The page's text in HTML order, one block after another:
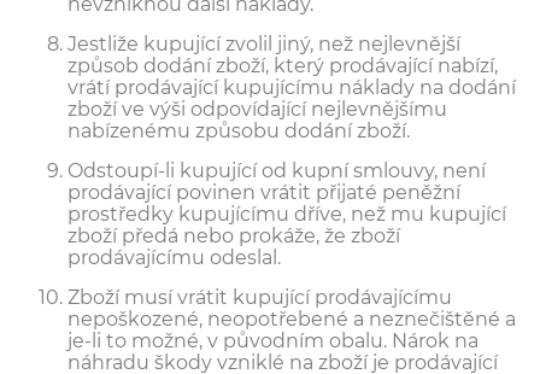
Jestliže kupující zvolil jiný, než nejlevnější
způsob dodání zboží, který prodávající nabízí,
vrátí prodávající kupujícímu náklady na dodání
zboží ve výši odpovídající nejlevnějšímu
nabízenému způsobu dodání zboží.
Odstoupí-li kupující od kupní smlouvy, není
prodávající povinen vrátit přijaté peněžní
prostředky kupujícímu dříve, než mu kupující
zboží předá nebo prokáže, že zboží
prodávajícímu odeslal.
Zboží musí vrátit kupující prodávajícímu
nepoškozené, neopotřebené a neznečištěné a
je-li to možné, v původním obalu. Nárok na
náhradu škody vzniklé na zboží je prodávající